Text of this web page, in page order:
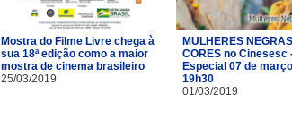
Mostra do Filme Livre chega à
sua 18ª edição como a maior
mostra de cinema brasileiro
25/03/2019
MULHERES
CORES no Cinesesc
Especial 07 de
19h30
01/03/2019